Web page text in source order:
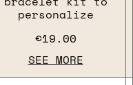
personalize
€19.00
SEE MORE